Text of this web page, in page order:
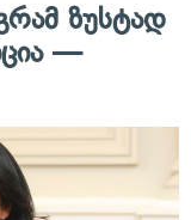
ზუსტად
—